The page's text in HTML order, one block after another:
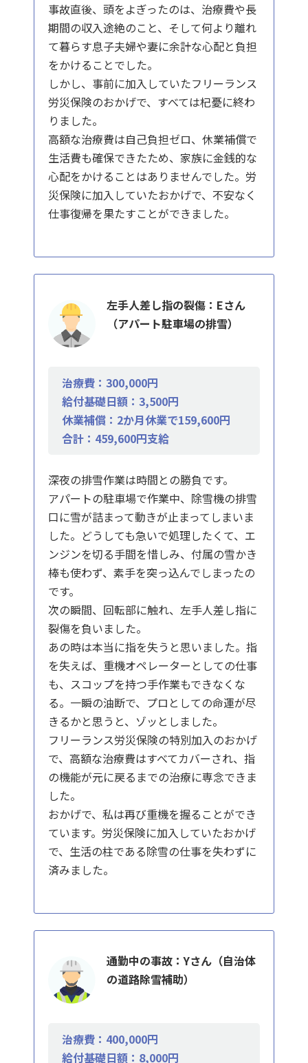
事故直後、頭をよぎったのは、治療費や長
期間の収入途絶のこと、そして何より離れ
て暮らす息子夫婦や妻に余計な心配と負担
をかけることでした。
しかし、事前に加入していたフリーランス
労災保険のおかげで、すべては杞憂に終わ
りました。
高額な治療費は自己負担ゼロ、休業補償で
生活費も確保できたため、家族に金銭的な
心配をかけることはありませんでした。労
災保険に加入していたおかげで、不安なく
仕事復帰を果たすことができました。
左手人差し指の裂傷：Eさん
（アパート駐車場の排雪）
治療費：300,000円
給付基礎日額：3,500円
休業補償：2か月休業で159,600円
合計：459,600円支給
深夜の排雪作業は時間との勝負です。
アパートの駐車場で作業中、除雪機の排雪
口に雪が詰まって動きが止まってしまいま
した。どうしても急いで処理したくて、エ
ンジンを切る手間を惜しみ、付属の雪かき
棒も使わず、素手を突っ込んでしまったの
です。
次の瞬間、回転部に触れ、左手人差し指に
裂傷を負いました。
あの時は本当に指を失うと思いました。指
を失えば、重機オペレーターとしての仕事
も、スコップを持つ手作業もできなくな
る。一瞬の油断で、プロとしての命運が尽
きるかと思うと、ゾッとしました。
フリーランス労災保険の特別加入のおかげ
で、高額な治療費はすべてカバーされ、指
の機能が元に戻るまでの治療に専念できま
した。
おかげで、私は再び重機を握ることができ
ています。労災保険に加入していたおかげ
で、生活の柱である除雪の仕事を失わずに
済みました。
通勤中の事故：Yさん（自治体
の道路除雪補助）
治療費：400,000円
給付基礎日額：8,000円